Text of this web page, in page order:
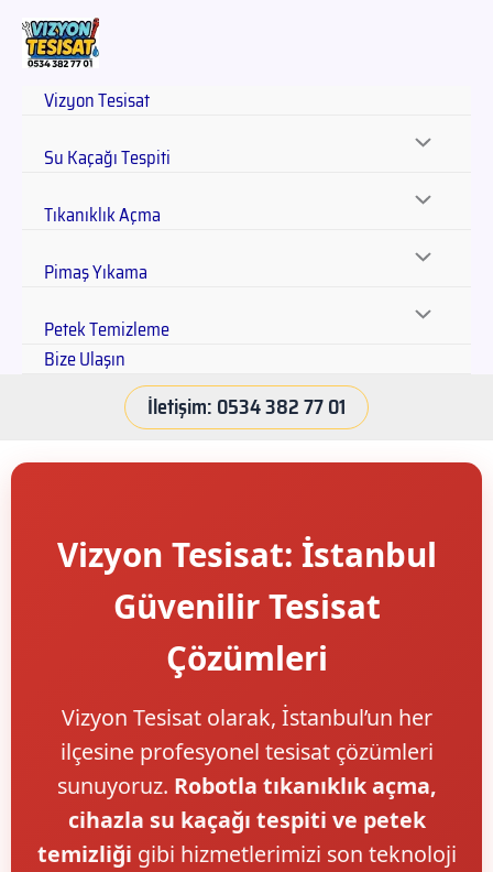
Vizyon Tesisat
Su Kaçağı Tespiti
Tıkanıklık Açma
Pimaş Yıkama
Petek Temizleme
Bize Ulaşın
İletişim: 0534 382 77 01
Vizyon Tesisat: İstanbul
Güvenilir Tesisat
Çözümleri
Vizyon Tesisat olarak, İstanbul’un her
ilçesine profesyonel tesisat çözümleri
sunuyoruz. Robotla tıkanıklık açma,
cihazla su kaçağı tespiti ve petek
temizliği gibi hizmetlerimizi son teknoloji